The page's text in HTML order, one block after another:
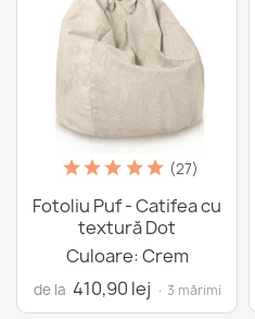
(27)
Fotoliu Puf - Catifea cu
textură Dot
Culoare: Crem
de la 410,90 lej · 3 mărimi